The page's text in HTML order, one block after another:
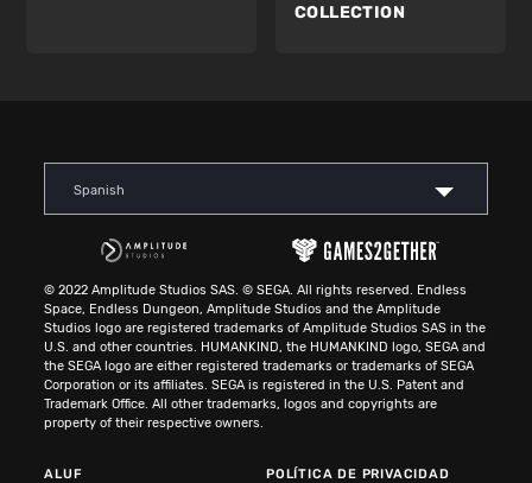
COLLECTION
Spanish
© 2022 Amplitude Studios SAS. © SEGA. All rights reserved. Endless
Space, Endless Dungeon, Amplitude Studios and the Amplitude
Studios logo are registered trademarks of Amplitude Studios SAS in the
U.S. and other countries. HUMANKIND, the HUMANKIND logo, SEGA and
the SEGA logo are either registered trademarks or trademarks of SEGA
Corporation or its affiliates. SEGA is registered in the U.S. Patent and
Trademark Office. All other trademarks, logos and copyrights are
property of their respective owners.
ALUF POLÍTICA DE PRIVACIDAD